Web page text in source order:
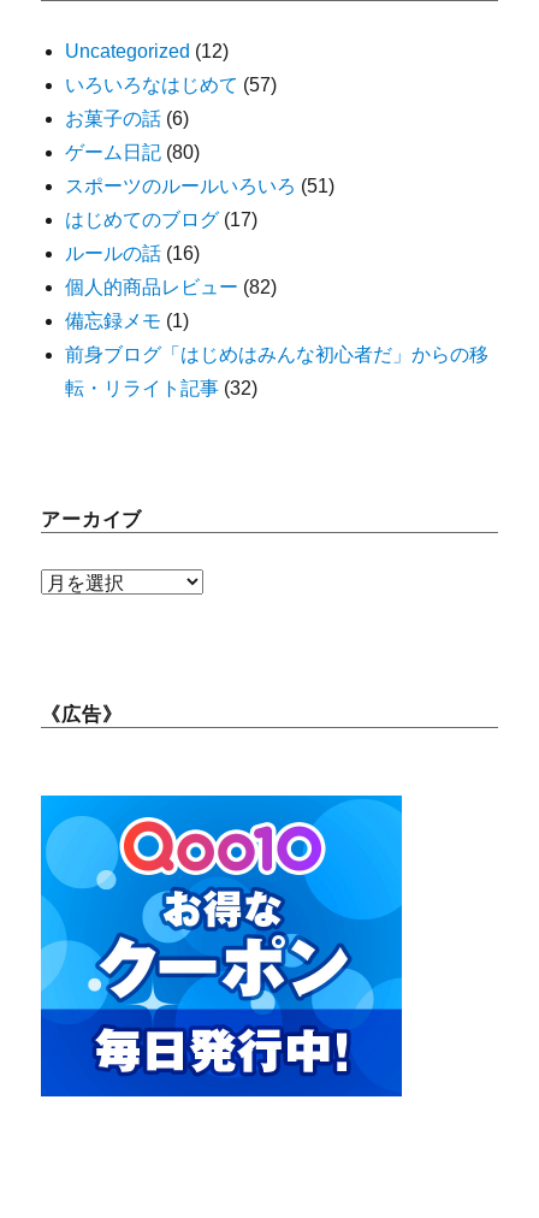
Uncategorized (12)
いろいろなはじめて (57)
お菓子の話 (6)
ゲーム日記 (80)
スポーツのルールいろいろ (51)
はじめてのブログ (17)
ルールの話 (16)
個人的商品レビュー (82)
備忘録メモ (1)
前身ブログ「はじめはみんな初心者だ」からの移
転・リライト記事 (32)
アーカイブ
ア
ブ
《広告》